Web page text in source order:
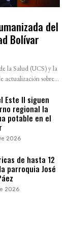
del
Bolívar
la Salud (UCS) y la
actualización sobre...
Este II siguen
regional la
potable en el
2026
de hasta 12
parroquia José
2026